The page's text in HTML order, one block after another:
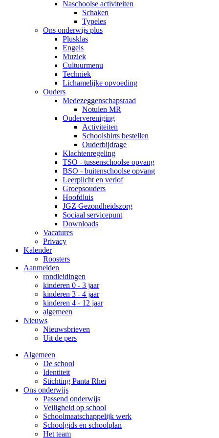
Naschoolse activiteiten
Schaken
Typeles
Ons onderwijs plus
Plusklas
Engels
Muziek
Cultuurmenu
Techniek
Lichamelijke opvoeding
Ouders
Medezeggenschapsraad
Notulen MR
Oudervereniging
Activiteiten
Schoolshirts bestellen
Ouderbijdrage
Klachtenregeling
TSO - tussenschoolse opvang
BSO - buitenschoolse opvang
Leerplicht en verlof
Groepsouders
Hoofdluis
JGZ Gezondheidszorg
Sociaal servicepunt
Downloads
Vacatures
Privacy
Kalender
Roosters
Aanmelden
rondleidingen
kinderen 0 - 3 jaar
kinderen 3 - 4 jaar
kinderen 4 - 12 jaar
algemeen
Nieuws
Nieuwsbrieven
Uit de pers
Algemeen
De school
Identiteit
Stichting Panta Rhei
Ons onderwijs
Passend onderwijs
Veiligheid op school
Schoolmaatschappelijk werk
Schoolgids en schoolplan
Het team